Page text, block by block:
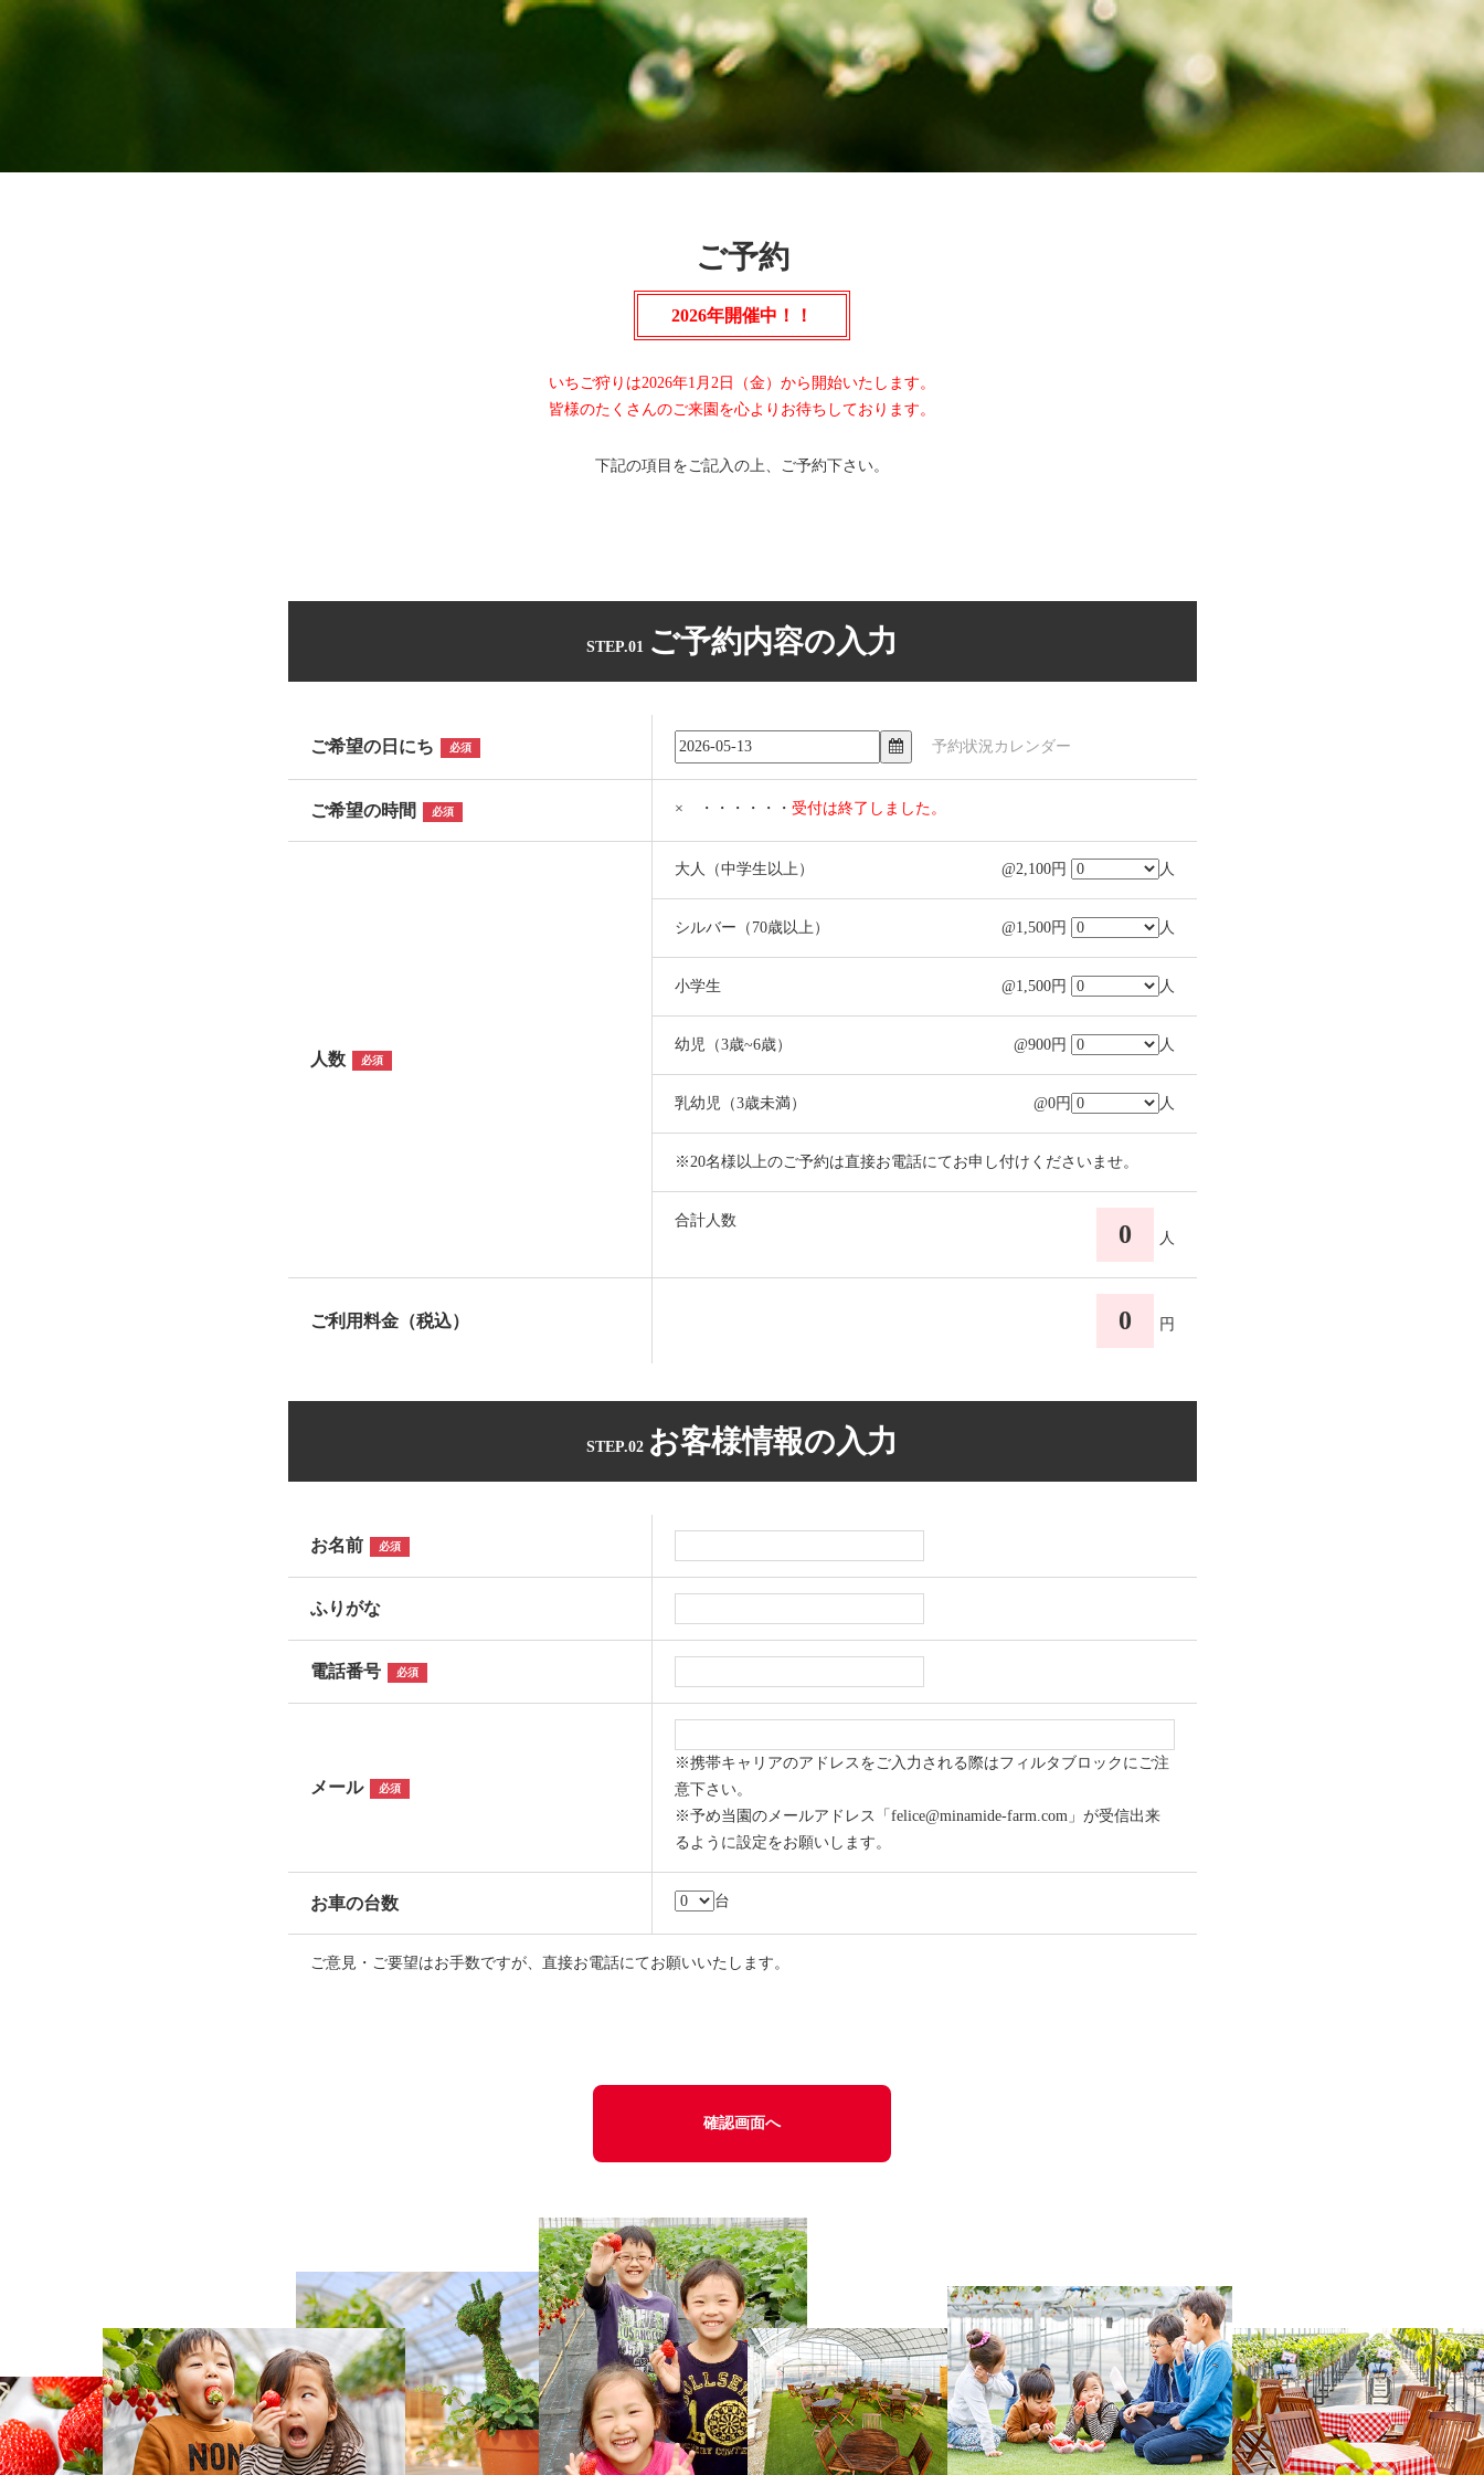
ご予約
2026年開催中！！
いちご狩りは2026年1月2日（金）から開始いたします。
皆様のたくさんのご来園を心よりお待ちしております。
下記の項目をご記入の上、ご予約下さい。
STEP.01 ご予約内容の入力
ご希望の日にち 必須 予約状況カレンダー
ご希望の時間 必須 × ・・・・・・ 受付は終了しました。
人数 必須
大人（中学生以上） @2,100円 人
シルバー（70歳以上） @1,500円 人
小学生 @1,500円 人
幼児（3歳~6歳） @900円 人
乳幼児（3歳未満） @0円 人
※20名様以上のご予約は直接お電話にてお申し付けくださいませ。
合計人数 0 人
ご利用料金（税込） 0 円
STEP.02 お客様情報の入力
お名前 必須
ふりがな
電話番号 必須
メール 必須
※携帯キャリアのアドレスをご入力される際はフィルタブロックにご注
意下さい。
※予め当園のメールアドレス「felice@minamide-farm.com」が受信出来
るように設定をお願いします。
お車の台数 台
ご意見・ご要望はお手数ですが、直接お電話にてお願いいたします。
確認画面へ